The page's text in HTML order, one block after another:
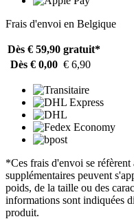
Frais d'envoi en Belgique
Dès € 59,90 gratuit*
Dès € 0,00 € 6,90
*Ces frais d'envoi se
supplémentaires peuvent
poids, de la taille ou des
informations sont indiquées
produit.